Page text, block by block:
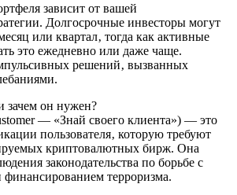
зависит от вашей
Долгосрочные инвесторы могут
или квартал‚ тогда как активные
это ежедневно или даже чаще.
решений‚ вызванных
зачем он нужен?
— «Знай своего клиента») — это
пользователя‚ которую требуют
криптовалютных бирж. Она
законодательства по борьбе с
терроризма.